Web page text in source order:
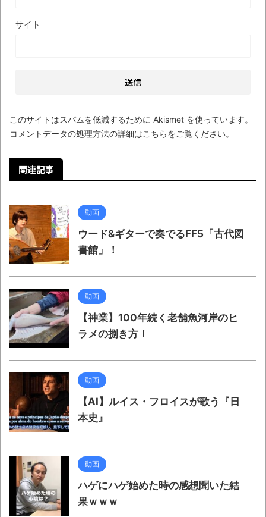
サイト
このサイトはスパムを低減するために Akismet を使っています。
コメントデータの処理方法の詳細はこちらをご覧ください。
関連記事
動画
ウード&ギターで奏でるFF5「古代図
書館」！
動画
【神業】100年続く老舗魚河岸のヒ
ラメの捌き方！
動画
【AI】ルイス・フロイスが歌う『日
本史』
動画
ハゲにハゲ始めた時の感想聞いた結
果ｗｗｗ